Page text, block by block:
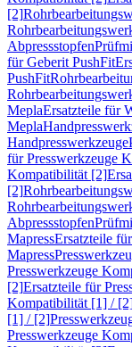
[2]
Abpressstopfen
für Geberit PushFit
PushFit
MeplaErsatzteile für
Mepla
Handpresswerkzeuge
für Presswerkzeuge
Kompatibilität [2]
[2]
Abpressstopfen
MapressErsatzteile
Mapress
Presswerkzeuge
[2]Ersatzteile für
Kompatibilität [1] /
[1] / [2]
Presswerkzeuge